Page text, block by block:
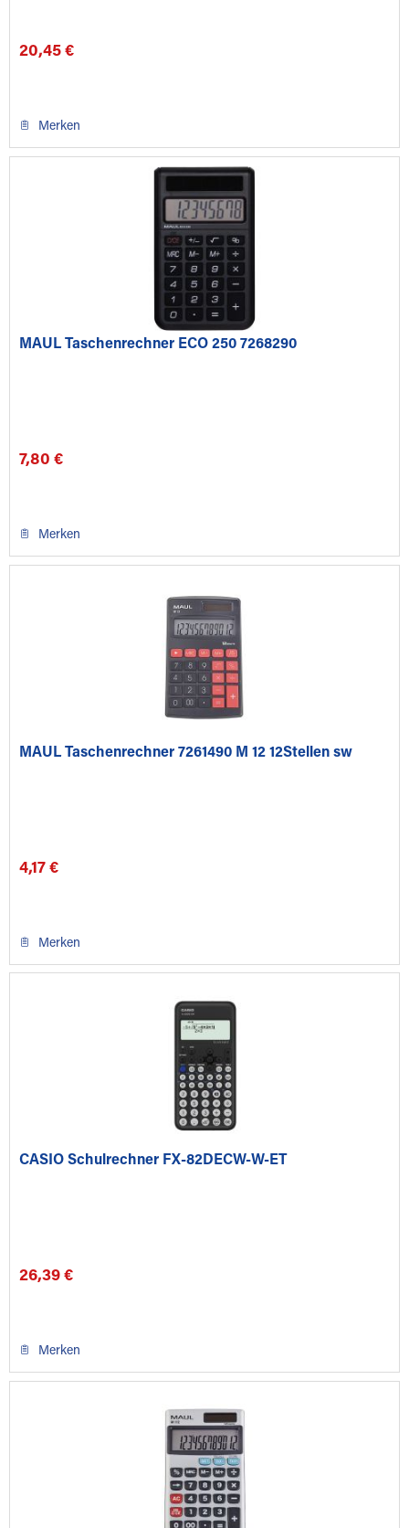
20,45 €
Merken
MAUL Taschenrechner ECO 250 7268290
7,80 €
Merken
MAUL Taschenrechner 7261490 M 12 12Stellen sw
4,17 €
Merken
CASIO Schulrechner FX-82DECW-W-ET
26,39 €
Merken